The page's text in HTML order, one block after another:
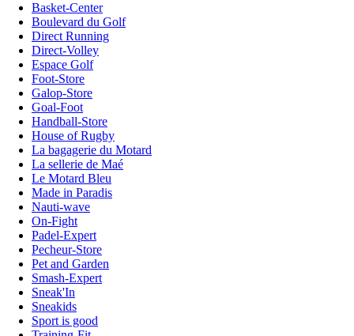
Basket-Center
Boulevard du Golf
Direct Running
Direct-Volley
Espace Golf
Foot-Store
Galop-Store
Goal-Foot
Handball-Store
House of Rugby
La bagagerie du Motard
La sellerie de Maé
Le Motard Bleu
Made in Paradis
Nauti-wave
On-Fight
Padel-Expert
Pecheur-Store
Pet and Garden
Smash-Expert
Sneak'In
Sneakids
Sport is good